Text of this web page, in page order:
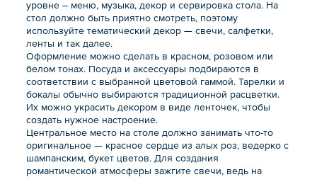
уровне – меню, музыка, декор и сервировка стола. На
стол должно быть приятно смотреть, поэтому
используйте тематический декор — свечи, салфетки,
ленты и так далее.
Оформление можно сделать в красном, розовом или
белом тонах. Посуда и аксессуары подбираются в
соответствии с выбранной цветовой гаммой. Тарелки и
бокалы обычно выбираются традиционной расцветки.
Их можно украсить декором в виде ленточек, чтобы
создать нужное настроение.
Центральное место на столе должно занимать что-то
оригинальное — красное сердце из алых роз, ведерко с
шампанским, букет цветов. Для создания
романтической атмосферы зажгите свечи, ведь на